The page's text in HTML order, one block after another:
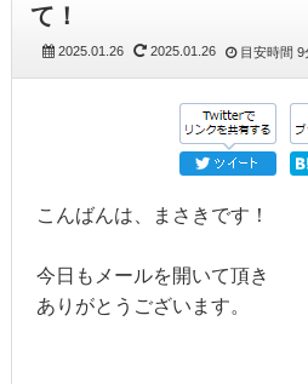
て！
2025.01.26 2025.01.26 目安時間 9
こんばんは、まさきです！
今日もメールを開いて頂き
ありがとうございます。